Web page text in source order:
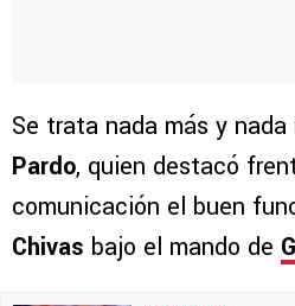
Se trata nada más y nada
Pardo, quien destacó
comunicación el buen
Chivas bajo el mando de